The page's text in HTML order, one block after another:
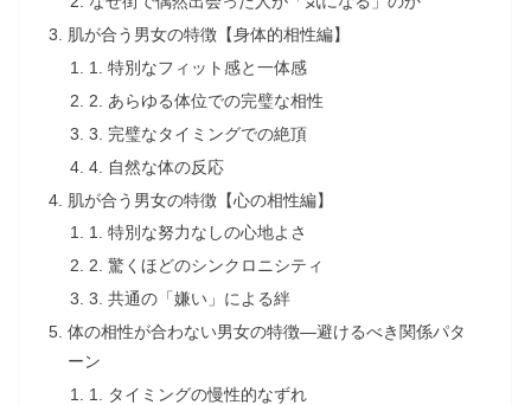
肌が合う男女の特徴【身体的相性編】
1. 特別なフィット感と一体感
2. あらゆる体位での完璧な相性
3. 完璧なタイミングでの絶頂
4. 自然な体の反応
肌が合う男女の特徴【心の相性編】
1. 特別な努力なしの心地よさ
2. 驚くほどのシンクロニシティ
3. 共通の「嫌い」による絆
体の相性が合わない男女の特徴—避けるべき関係パタ
ーン
1. タイミングの慢性的なずれ